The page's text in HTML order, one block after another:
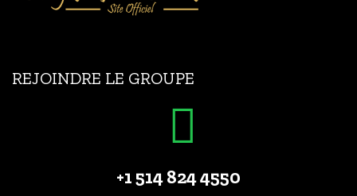
REJOINDRE LE GROUPE
+1 514 824 4550